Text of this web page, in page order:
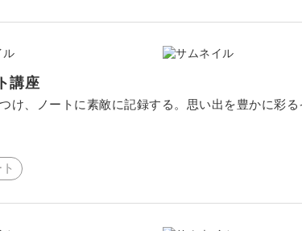
講座
け、ノートに素敵に記録する。思い出を豊かに彩る